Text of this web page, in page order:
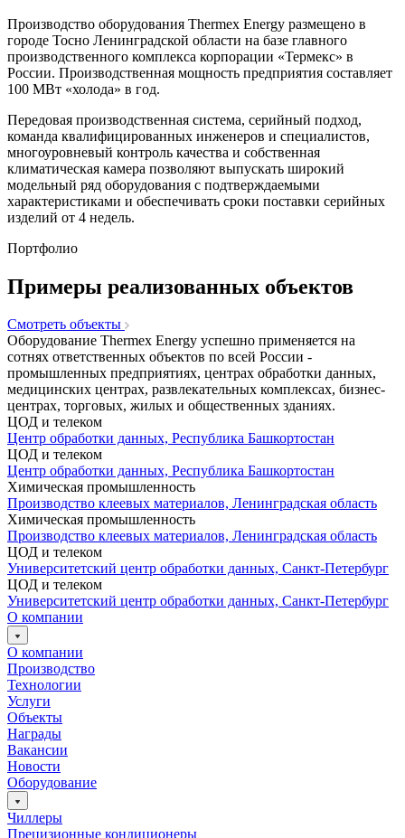
Производство оборудования Thermex Energy размещено в
городе Тосно Ленинградской области на базе главного
производственного комплекса корпорации «Термекс» в
России. Производственная мощность предприятия составляет
100 МВт «холода» в год.
Передовая производственная система, серийный подход,
команда квалифицированных инженеров и специалистов,
многоуровневый контроль качества и собственная
климатическая камера позволяют выпускать широкий
модельный ряд оборудования с подтверждаемыми
характеристиками и обеспечивать сроки поставки серийных
изделий от 4 недель.
Портфолио
Примеры реализованных объектов
Смотреть объекты
Оборудование Thermex Energy успешно применяется на
сотнях ответственных объектов по всей России -
промышленных предприятиях, центрах обработки данных,
медицинских центрах, развлекательных комплексах, бизнес-
центрах, торговых, жилых и общественных зданиях.
ЦОД и телеком
Центр обработки данных, Республика Башкортостан
ЦОД и телеком
Центр обработки данных, Республика Башкортостан
Химическая промышленность
Производство клеевых материалов, Ленинградская область
Химическая промышленность
Производство клеевых материалов, Ленинградская область
ЦОД и телеком
Университетский центр обработки данных, Санкт-Петербург
ЦОД и телеком
Университетский центр обработки данных, Санкт-Петербург
О компании
О компании
Производство
Технологии
Услуги
Объекты
Награды
Вакансии
Новости
Оборудование
Чиллеры
Прецизионные кондиционеры